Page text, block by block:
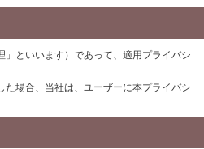
といいます）であって、適用プライバシ
場合、当社は、ユーザーに本プライバシ